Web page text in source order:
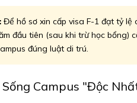
Để hồ sơ xin cấp visa F-1 đạt tỷ lệ
đầu tiên (sau khi trừ học
đúng luật di trú.
Campus "Độc